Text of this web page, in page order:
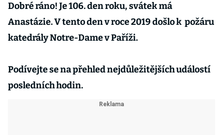
Dobré ráno! Je 106. den roku, svátek má
Anastázie. V tento den v roce 2019 došlo k požáru
katedrály Notre-Dame v Paříži.
Podívejte se na přehled nejdůležitějších událostí
posledních hodin.